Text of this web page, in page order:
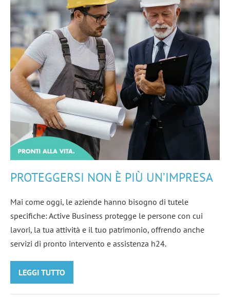
un’impresa
PROTEGGERSI NON È PIÙ UN’IMPRESA
Mai come oggi, le aziende hanno bisogno di tutele
specifiche: Active Business protegge le persone con cui
lavori, la tua attività e il tuo patrimonio, offrendo anche
servizi di pronto intervento e assistenza h24.
LEGGI TUTTOPROTEGGERSI
NON
È